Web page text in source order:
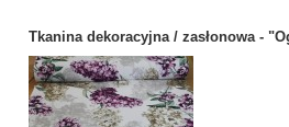
Tkanina dekoracyjna / zasłonowa -